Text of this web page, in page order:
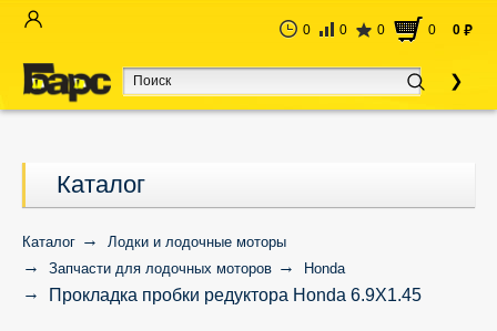
0 0 0 0 0 руб
Каталог
Каталог
Лодки и лодочные моторы
Запчасти для лодочных моторов
Honda
Прокладка пробки редуктора Honda 6.9X1.45